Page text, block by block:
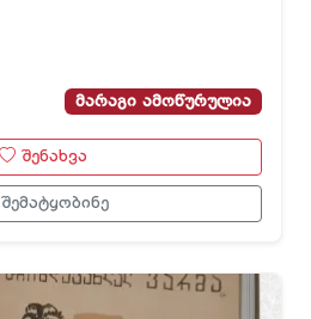
მარაგი ამოწურულია
შენახვა
შემატყობინე